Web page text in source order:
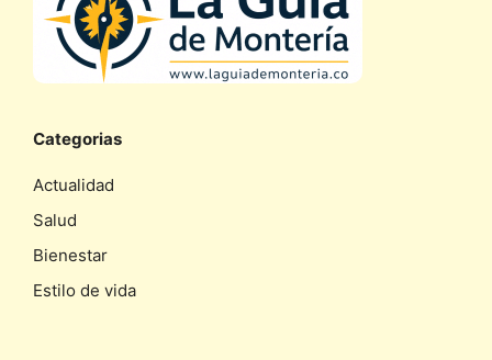
Categorias
Actualidad
Salud
Bienestar
Estilo de vida